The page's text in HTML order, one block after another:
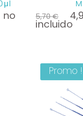
5,70€ Le
incluido
Promo !